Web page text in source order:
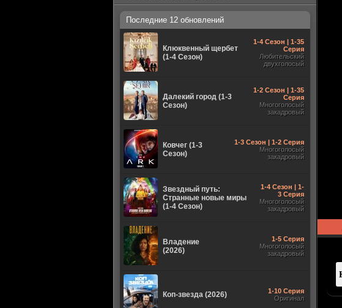
Последние 12 обновлений
Клюквенный щербет
(1-4 Сезон)
1-4 Сезон | 1-35
Серия
Любительский
двухголосый
Далекий город (1-3
Сезон)
1-2 Сезон | 1-35
Серия
Многоголосый
закадровый
Ковчег (1-3
Сезон)
1-3 Сезон | 1-2 Серия
Многоголосый
закадровый
Звездный путь:
Странные новые миры
(1-4 Сезон)
1-4 Сезон | 1-
3 Серия
Многоголосый
закадровый
Владение
(2026)
1-5 Серия
Многоголосый
закадровый
Коп-звезда (2026)
1-10 Серия
Оригинал